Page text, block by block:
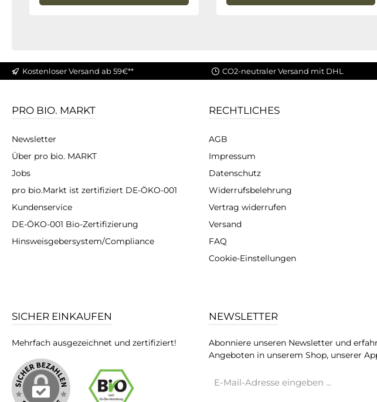
Kostenloser Versand ab 59€** CO2-neutraler Versand mit DHL
PRO BIO. MARKT
Newsletter
Über pro bio. MARKT
Jobs
pro bio.Markt ist zertifiziert DE-ÖKO-001
Kundenservice
DE-ÖKO-001 Bio-Zertifizierung
Hinsweisgebersystem/Compliance
RECHTLICHES
AGB
Impressum
Datenschutz
Widerrufsbelehrung
Vertrag widerrufen
Versand
FAQ
Cookie-Einstellungen
SICHER EINKAUFEN
Mehrfach ausgezeichnet und zertifiziert!
NEWSLETTER
Abonniere unseren Newsletter und
Angeboten in unserem Shop, unserer
Mail-